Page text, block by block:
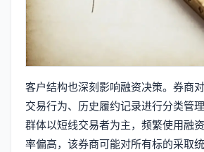
客户结构也深刻影响融资决策。券商
交易行为、历史履约记录进行分类管
群体以短线交易者为主，频繁使用融
率偏高，该券商可能对所有标的采取